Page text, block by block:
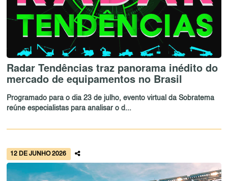
Radar Tendências traz panorama inédito do
mercado de equipamentos no Brasil
Programado para o dia 23 de julho, evento virtual da Sobratema
reúne especialistas para analisar o d...
12 DE JUNHO 2026